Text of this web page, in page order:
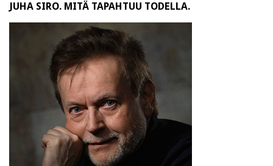
JUHA SIRO. MITÄ TAPAHTUU TODELLA.